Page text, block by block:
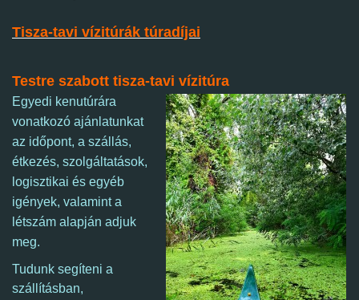
Tisza-tavi vízitúrák túradíjai
Testre szabott tisza-tavi vízitúra
Egyedi kenutúrára
vonatkozó ajánlatunkat
az időpont, a szállás,
étkezés, szolgáltatások,
logisztikai és egyéb
igények, valamint a
létszám alapján adjuk
meg.
Tudunk segíteni a
szállításban,